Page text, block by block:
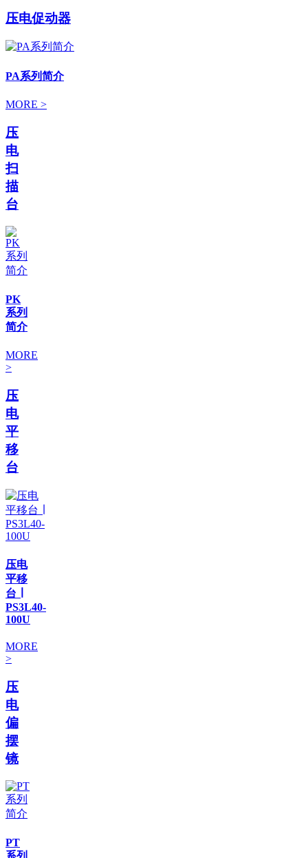
压电促动器
PA系列简介
MORE >
压
电
扫
描
台
PK
系列
简介
MORE
>
压
电
平
移
台
压电
平移
台 ∣
PS3L40-
100U
MORE
>
压
电
偏
摆
镜
PT
系列